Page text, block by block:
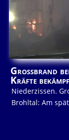
Großbrand
Kräfte
Niederzissen.
Brohltal: Am